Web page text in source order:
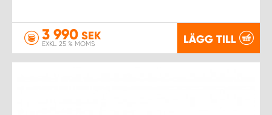
3 990 SEK
EXKL. 25 % MOMS LÄGG TILL